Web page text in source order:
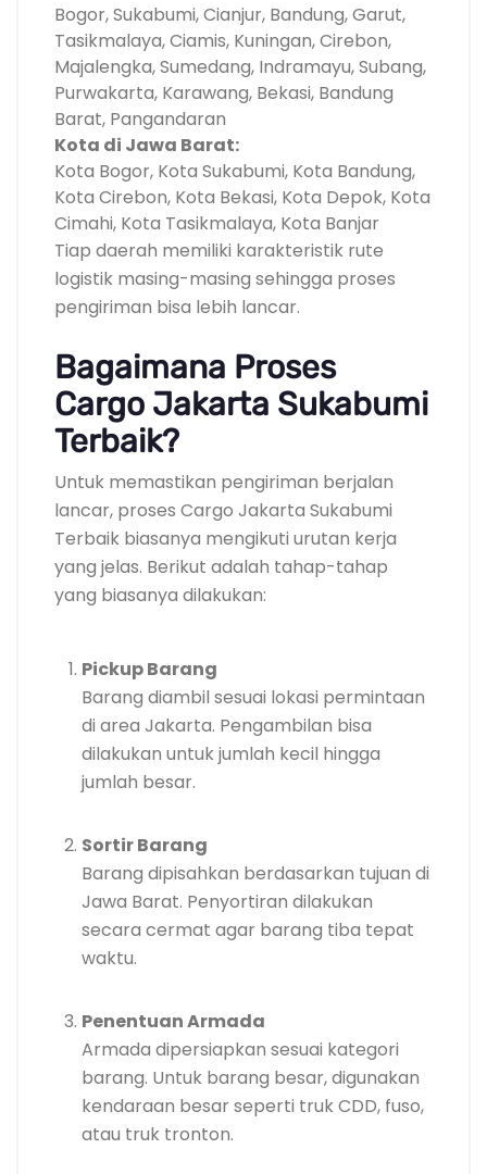
Bogor, Sukabumi, Cianjur, Bandung, Garut,
Tasikmalaya, Ciamis, Kuningan, Cirebon,
Majalengka, Sumedang, Indramayu, Subang,
Purwakarta, Karawang, Bekasi, Bandung
Barat, Pangandaran
Kota di Jawa Barat:
Kota Bogor, Kota Sukabumi, Kota Bandung,
Kota Cirebon, Kota Bekasi, Kota Depok, Kota
Cimahi, Kota Tasikmalaya, Kota Banjar
Tiap daerah memiliki karakteristik rute
logistik masing-masing sehingga proses
pengiriman bisa lebih lancar.
Bagaimana Proses
Cargo Jakarta Sukabumi
Terbaik?
Untuk memastikan pengiriman berjalan
lancar, proses Cargo Jakarta Sukabumi
Terbaik biasanya mengikuti urutan kerja
yang jelas. Berikut adalah tahap-tahap
yang biasanya dilakukan:
Pickup Barang
Barang diambil sesuai lokasi permintaan
di area Jakarta. Pengambilan bisa
dilakukan untuk jumlah kecil hingga
jumlah besar.
Sortir Barang
Barang dipisahkan berdasarkan tujuan di
Jawa Barat. Penyortiran dilakukan
secara cermat agar barang tiba tepat
waktu.
Penentuan Armada
Armada dipersiapkan sesuai kategori
barang. Untuk barang besar, digunakan
kendaraan besar seperti truk CDD, fuso,
atau truk tronton.